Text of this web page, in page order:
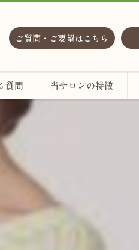
ご質問・ご要望はこちら
質問 当サロンの特徴